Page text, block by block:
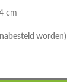
cm
worden)